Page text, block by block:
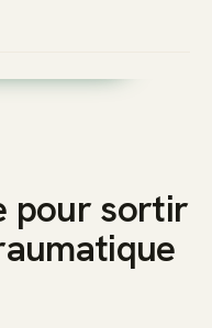
vous dès
pour sortir